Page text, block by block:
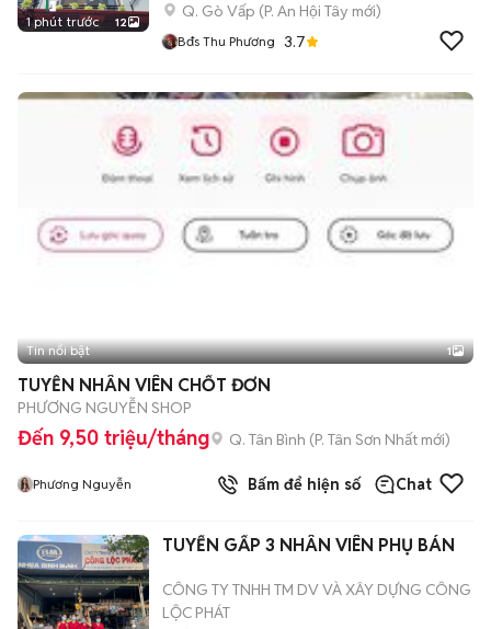
1 phút trước 12
Q. Gò Vấp (P. An Hội Tây mới)
Bđs Thu Phương 3.7
Tin nổi bật 1
TUYỄN NHÂN VIÊN CHỐT ĐƠN
PHƯƠNG NGUYỄN SHOP
Đến 9,50 triệu/tháng Q. Tân Bình (P. Tân Sơn Nhất mới)
Phương Nguyễn Bấm để hiện số Chat
TUYỂN GẤP 3 NHÂN VIÊN PHỤ BÁN
CÔNG TY TNHH TM DV VÀ XÂY DỰNG CÔNG
LỘC PHÁT